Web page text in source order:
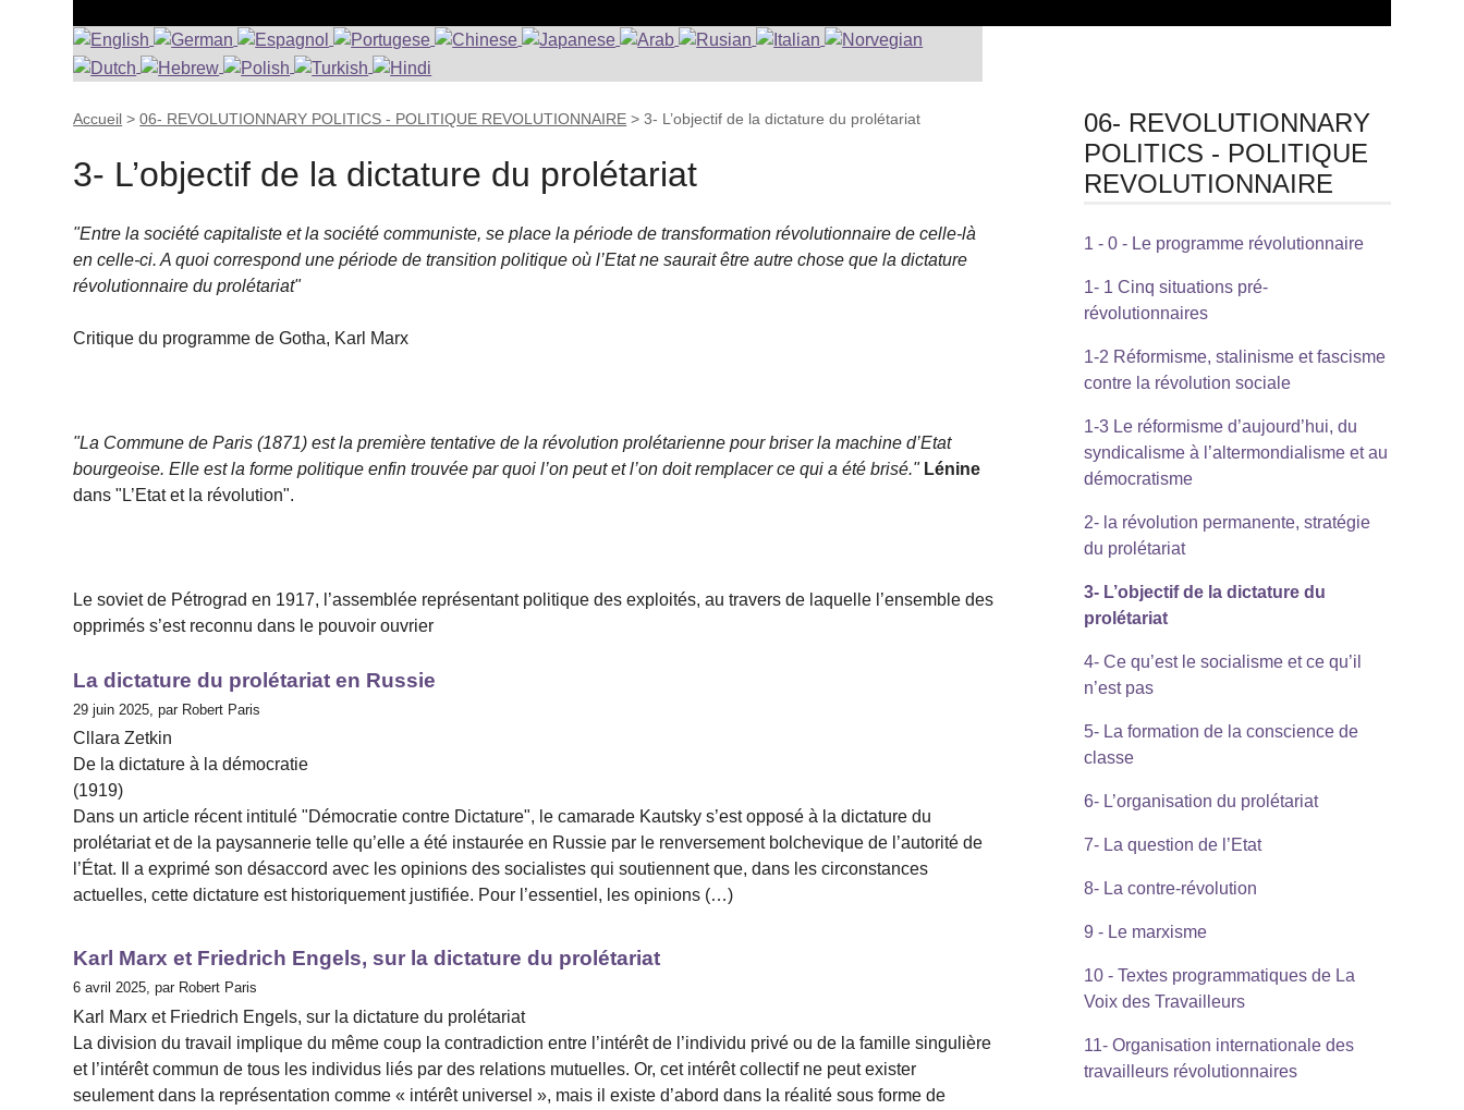
Accueil >06- REVOLUTIONNARY POLITICS - POLITIQUE REVOLUTIONNAIRE >3- L’objectif de la dictature du prolétariat
3- L’objectif de la dictature du prolétariat
"Entre la société capitaliste et la société communiste, se place la période de transformation révolutionnaire de celle-là
en celle-ci. A quoi correspond une période de transition politique où l’Etat ne saurait être autre chose que la dictature
révolutionnaire du prolétariat"
Critique du programme de Gotha, Karl Marx
"La Commune de Paris (1871) est la première tentative de la révolution prolétarienne pour briser la machine d’Etat
bourgeoise. Elle est la forme politique enfin trouvée par quoi l’on peut et l’on doit remplacer ce qui a été brisé." Lénine
dans "L’Etat et la révolution".
Le soviet de Pétrograd en 1917, l’assemblée représentant politique des exploités, au travers de laquelle l’ensemble des
opprimés s’est reconnu dans le pouvoir ouvrier
La dictature du prolétariat en Russie
29 juin 2025, par Robert Paris
Cllara Zetkin
De la dictature à la démocratie
(1919)
Dans un article récent intitulé "Démocratie contre Dictature", le camarade Kautsky s’est opposé à la dictature du
prolétariat et de la paysannerie telle qu’elle a été instaurée en Russie par le renversement bolchevique de l’autorité de
l’État. Il a exprimé son désaccord avec les opinions des socialistes qui soutiennent que, dans les circonstances
actuelles, cette dictature est historiquement justifiée. Pour l’essentiel, les opinions (…)
Karl Marx et Friedrich Engels, sur la dictature du prolétariat
6 avril 2025, par Robert Paris
Karl Marx et Friedrich Engels, sur la dictature du prolétariat
La division du travail implique du même coup la contradiction entre l’intérêt de l’individu privé ou de la famille singulière
et l’intérêt commun de tous les individus liés par des relations mutuelles. Or, cet intérêt collectif ne peut exister
seulement dans la représentation comme « intérêt universel », mais il existe d’abord dans la réalité sous forme de
06- REVOLUTIONNARY
POLITICS - POLITIQUE
REVOLUTIONNAIRE
1 - 0 - Le programme révolutionnaire
1- 1 Cinq situations pré-
révolutionnaires
1-2 Réformisme, stalinisme et fascisme
contre la révolution sociale
1-3 Le réformisme d’aujourd’hui, du
syndicalisme à l’altermondialisme et au
démocratisme
2- la révolution permanente, stratégie
du prolétariat
3- L’objectif de la dictature du
prolétariat
4- Ce qu’est le socialisme et ce qu’il
n’est pas
5- La formation de la conscience de
classe
6- L’organisation du prolétariat
7- La question de l’Etat
8- La contre-révolution
9 - Le marxisme
10 - Textes programmatiques de La
Voix des Travailleurs
11- Organisation internationale des
travailleurs révolutionnaires